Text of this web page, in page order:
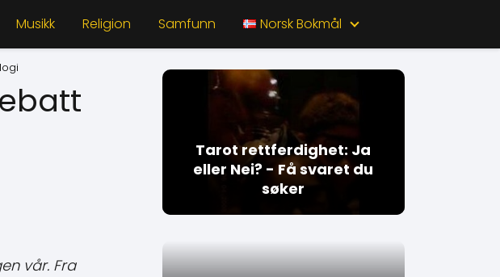
Musikk Religion Samfunn Norsk Bokmål
vår. Fra
Tarot rettferdighet: Ja
eller Nei? - Få svaret du
søker